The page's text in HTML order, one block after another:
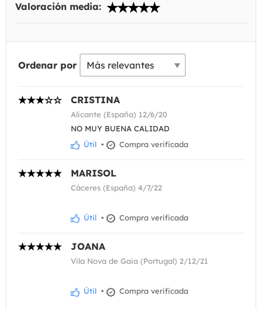
Valoración media:
Ordenar por
CRISTINA
Alicante (España) 12/6/20
NO MUY BUENA CALIDAD
Útil • Compra verificada
MARISOL
Cáceres (España) 4/7/22
Útil • Compra verificada
JOANA
Vila Nova de Gaia (Portugal) 2/12/21
Útil • Compra verificada